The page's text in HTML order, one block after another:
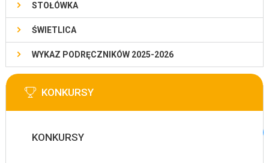
STOŁÓWKA
ŚWIETLICA
WYKAZ PODRĘCZNIKÓW 2025-2026
KONKURSY
KONKURSY